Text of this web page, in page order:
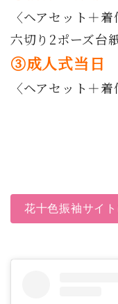
〈ヘアセット＋
六切り2ポーズ台
③成人式当日
〈ヘアセット＋着
花十色振袖サイ